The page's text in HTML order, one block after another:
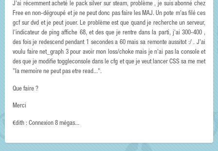
J'ai récemment acheté le pack silver sur steam, problème , je suis abonné chez
Free en non-dégroupé et je ne peut donc pas faire les MAJ. Un pote m'as filé ces
gcf sur dvd et je peut jouer. Le problème est que quand je recherche un serveur,
l'indicateur de ping affiche 68, et des que je rentre dans la parti, j'ai 300-400 ,
des fois je redescend pendant 1 secondes a 60 mais sa remonte aussitot :/ . J'ai
voulu faire net_graph 3 pour avoir mon loss/choke mais je n'ai pas la console et
des que je modifie toggleconsole dans le cfg et que je veut lancer CSS sa me met
"la memoire ne peut pas etre read...".
Que faire ?
Merci
€dith : Connexion 8 mégas...